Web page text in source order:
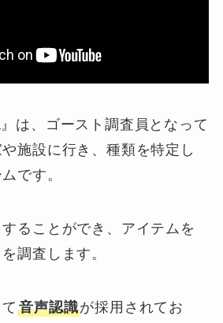
は、ゴースト調査員となって
施設に行き、種類を特定し
です。
ることができ、アイテムを
調査します。
音声認識が採用 されてお